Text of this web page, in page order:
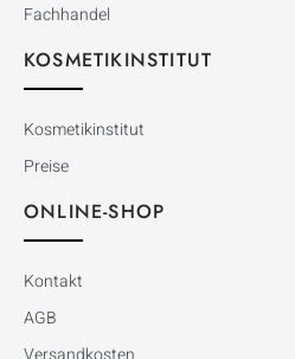
Fachhandel
KOSMETIKINSTITUT
Kosmetikinstitut
Preise
ONLINE-SHOP
Kontakt
AGB